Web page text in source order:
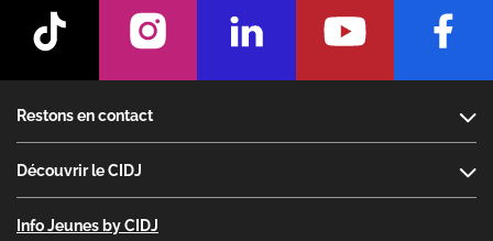
Restons en contact
Découvrir le CIDJ
Info Jeunes by CIDJ